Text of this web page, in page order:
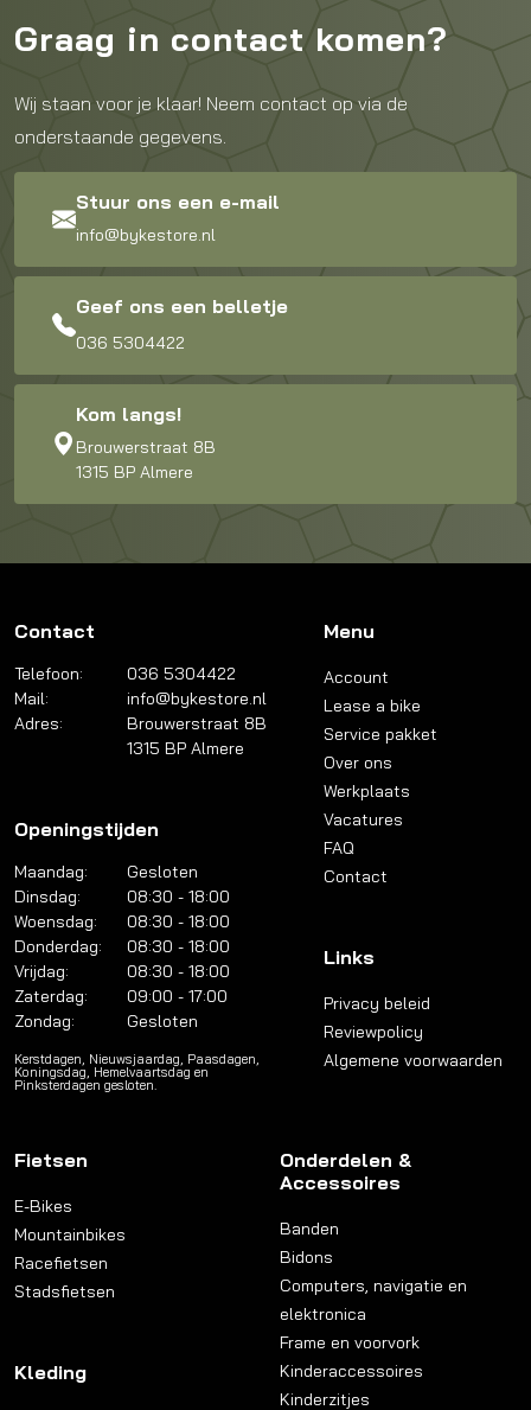
Graag in contact komen?
Wij staan voor je klaar! Neem contact op via de
onderstaande gegevens.
Stuur ons een e-mail
info@bykestore.nl
Geef ons een belletje
036 5304422
Kom langs!
Brouwerstraat 8B
1315 BP Almere
Contact
Telefoon:
036 5304422
Mail:
info@bykestore.nl
Adres:
Brouwerstraat 8B
1315 BP Almere
Openingstijden
Maandag:
Gesloten
Dinsdag:
08:30 - 18:00
Woensdag:
08:30 - 18:00
Donderdag:
08:30 - 18:00
Vrijdag:
08:30 - 18:00
Zaterdag:
09:00 - 17:00
Zondag:
Gesloten
Kerstdagen, Nieuwsjaardag, Paasdagen,
Koningsdag, Hemelvaartsdag en
Pinksterdagen gesloten.
Menu
Account
Lease a bike
Service pakket
Over ons
Werkplaats
Vacatures
FAQ
Contact
Links
Privacy beleid
Reviewpolicy
Algemene voorwaarden
Fietsen
E-Bikes
Mountainbikes
Racefietsen
Stadsfietsen
Kleding
Onderdelen &
Accessoires
Banden
Bidons
Computers, navigatie en
elektronica
Frame en voorvork
Kinderaccessoires
Kinderzitjes